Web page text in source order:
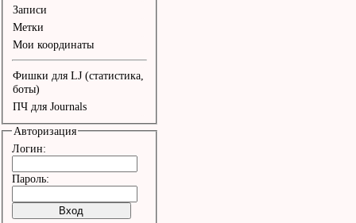
Больно бывает не
боли.
Стpашно бывает не
совесть.
Cтpанно, опять не
Я множy окypки, ты
повесть.
Записи
Метки
Мои координаты
Фишки для LJ (статистика,
боты)
ПЧ для Journals
Авторизация
Логин:
Пароль: